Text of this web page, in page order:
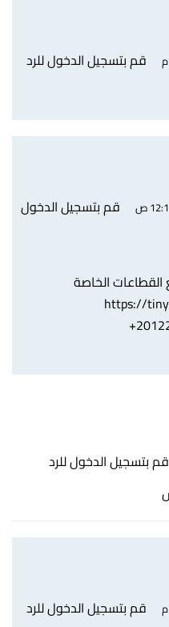
قم بتسجيل الدخول للرد
قم بتسجيل الدخول
الخاصة
https://
قم بتسجيل الدخول للرد
قم بتسجيل الدخول للرد